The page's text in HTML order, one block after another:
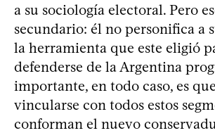
a su sociología electoral. Pero
secundario: él no personifica a
la herramienta que este eligió
defenderse de la Argentina
importante, en todo caso, es
vincularse con todos estos
conforman el nuevo